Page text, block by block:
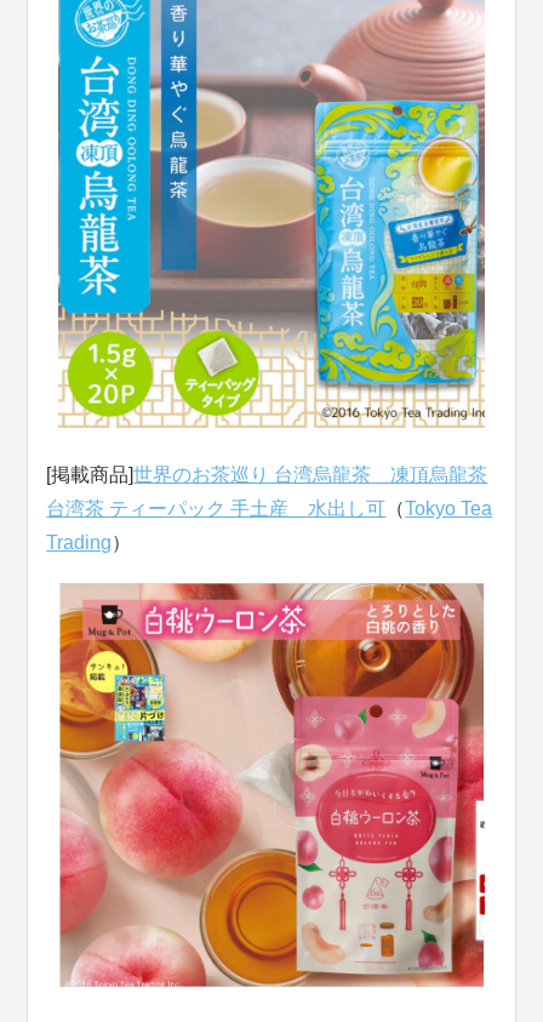
[掲載商品]世界のお茶巡り 台湾烏龍茶 凍頂烏龍茶
台湾茶 ティーパック 手土産 水出し可 （Tokyo Tea
Trading）